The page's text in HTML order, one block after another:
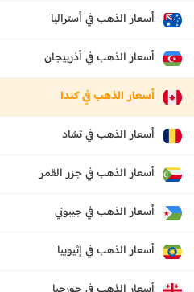
أسعار الذهب في أستراليا
أسعار الذهب في أذربيجان
أسعار الذهب في كندا
أسعار الذهب في تشاد
أسعار الذهب في جزر القمر
أسعار الذهب في جيبوتي
أسعار الذهب في إثيوبيا